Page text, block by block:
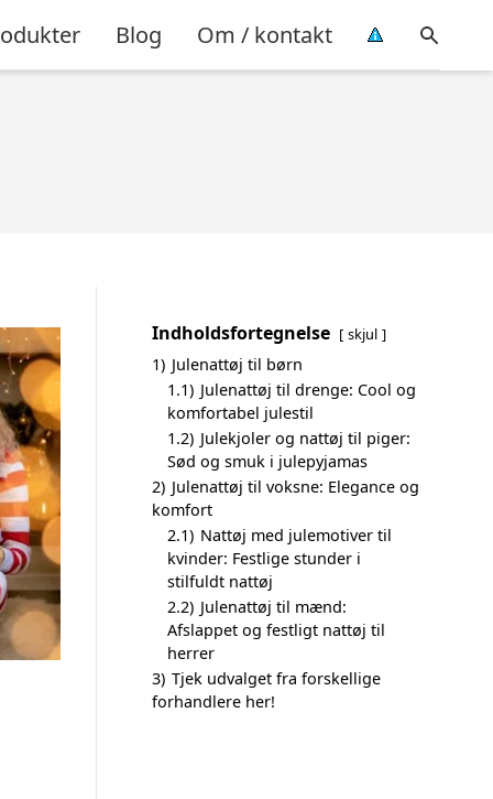
Blog Om / kontakt
Indholdsfortegnelse skjul
1) Julenattøj til børn
1.1) Julenattøj til drenge: Cool og
komfortabel julestil
1.2) Julekjoler og nattøj til piger:
Sød og smuk i julepyjamas
2) Julenattøj til voksne: Elegance og
komfort
2.1) Nattøj med julemotiver til
kvinder: Festlige stunder i
stilfuldt nattøj
2.2) Julenattøj til mænd:
Afslappet og festligt nattøj til
herrer
3) Tjek udvalget fra forskellige
forhandlere her!